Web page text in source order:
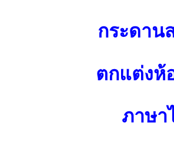
กระดาน
ตกแต่งห้
ภาษา